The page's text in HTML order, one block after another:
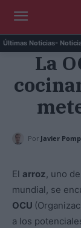
Últimas Noticias-
6 usos prácticos para
La
Por Javier
El arroz, uno
mundial, se
OCU
a los